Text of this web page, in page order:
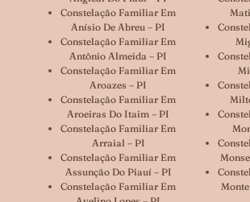
Constelação Familiar Em
Anísio De Abreu – PI
Constelação Familiar Em
Antônio Almeida – PI
Constelação Familiar Em
Aroazes – PI
Constelação Familiar Em
Aroeiras Do Itaim – PI
Constelação Familiar Em
Arraial – PI
Constelação Familiar Em
Assunção Do Piauí – PI
Constelação Familiar Em